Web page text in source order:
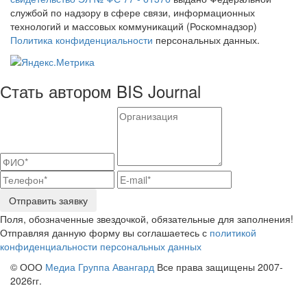
службой по надзору в сфере связи, информационных
технологий и массовых коммуникаций (Роскомнадзор)
Политика конфиденциальности персональных данных.
Стать автором BIS Journal
Отправить заявку
Поля, обозначенные звездочкой, обязательные для заполнения!
Отправляя данную форму вы соглашаетесь с политикой
конфиденциальности персональных данных
© ООО Медиа Группа Авангард Все права защищены 2007-
2026гг.